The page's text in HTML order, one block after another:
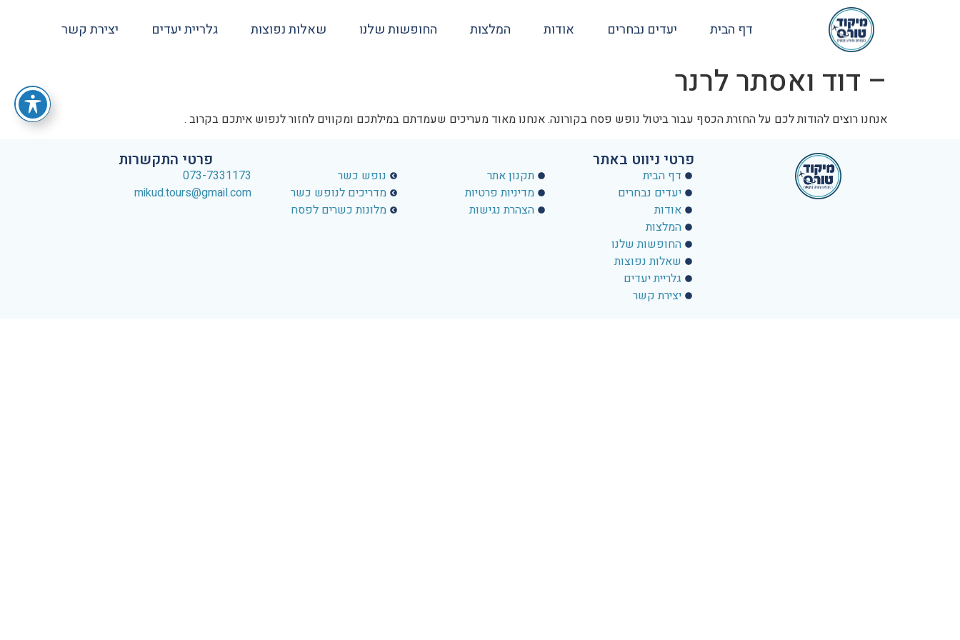
דף הבית יעדים נבחרים אודות המלצות החופשות שלנו שאלות נפוצות גלריית יעדים יצירת קשר
– דוד ואסתר לרנר
אנחנו רוצים להודות לכם על החזרת הכסף עבור ביטול נופש פסח בקורונה. אנחנו מאוד מעריכים שעמדתם במילתכם ומקווים לחזור לנפוש איתכם בקרוב .
פרטי ניווט באתר
דף הבית
יעדים נבחרים
אודות
המלצות
החופשות שלנו
שאלות נפוצות
גלריית יעדים
יצירת קשר
תקנון אתר
מדיניות פרטיות
הצהרת נגישות
נופש כשר
מדריכים לנופש כשר
מלונות כשרים לפסח
פרטי התקשרות
073-7331173
mikud.tours@gmail.com